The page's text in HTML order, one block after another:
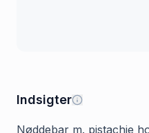
Indsigter
Nøddebar m. pistachie